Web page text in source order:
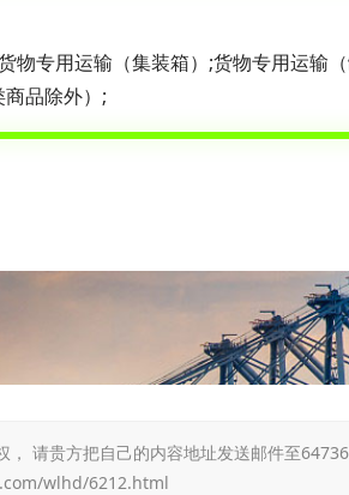
物专用运输（集装箱）;货物专用运输
品除外）;
请贵方把自己的内容地址发送邮件至
wlhd/6212.html